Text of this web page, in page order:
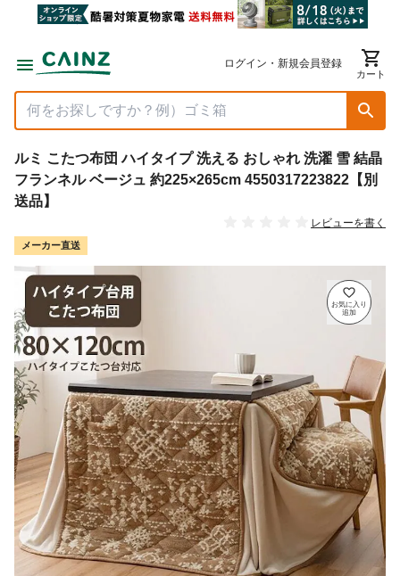
ログイン・新規会員登録
カート
ルミ こたつ布団 ハイタイプ 洗える おしゃれ 洗濯 雪 結晶
フランネル ベージュ 約225×265cm 4550317223822【別
送品】
レビューを書く
メーカー直送